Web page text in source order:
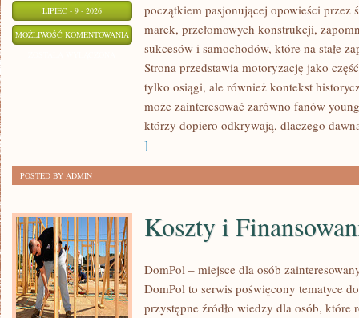
LIPIEC - 9 - 2026
MOŻLIWOŚĆ KOMENTOWANIA ZŁOTA
MOTORYZACJI
początkiem pasjonującej opowieści przez
marek, przełomowych konstrukcji,
sukcesów i samochodów, które na stałe
Strona przedstawia motoryzację jako
tylko osiągi, ale również kontekst
może zainteresować zarówno fanów
którzy dopiero odkrywają, dlaczego
]
POSTED BY ADMIN
Koszty i
DomPol – miejsce dla osób
DomPol to serwis poświęcony tematyce
przystępne źródło wiedzy dla osób, które